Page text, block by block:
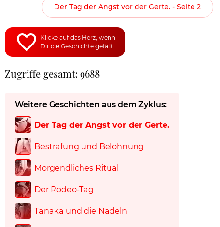
Der Tag der Angst vor der Gerte. - Seite 2
Klicke auf das Herz, wenn
Dir die Geschichte gefällt
Zugriffe gesamt: 9688
Weitere Geschichten aus dem Zyklus:
Der Tag der Angst vor der Gerte.
Bestrafung und Belohnung
Morgendliches Ritual
Der Rodeo-Tag
Tanaka und die Nadeln